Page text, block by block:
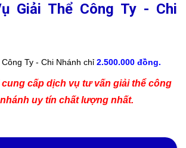
Giải Thể Công Ty - Chi
Ty - Chi Nhánh chỉ 2.500.000 đồng.
cấp dịch vụ tư vấn giải thể công
uy tín chất lượng nhất.